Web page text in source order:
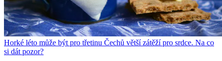
Horké léto může být pro třetinu Čechů větší zátěží pro srdce. Na co
si dát pozor?